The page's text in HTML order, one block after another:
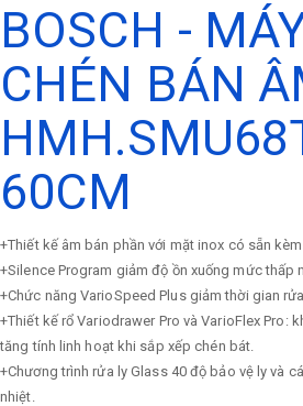
BOSCH -
CHÉN BÁN
60CM
+Thiết kế âm bán phần với mặt inox có sẵn
+Silence Program giảm độ ồn xuống mức thấp
+Chức năng VarioSpeed Plus giảm thời gian
+Thiết kế rổ Variodrawer Pro và VarioFlex Pro:
tăng tính linh hoạt khi sắp xếp chén bát.
+Chương trình rửa ly Glass 40 độ bảo vệ ly và
nhiệt.